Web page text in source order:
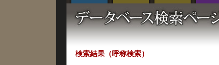
検索結果（呼称検索）